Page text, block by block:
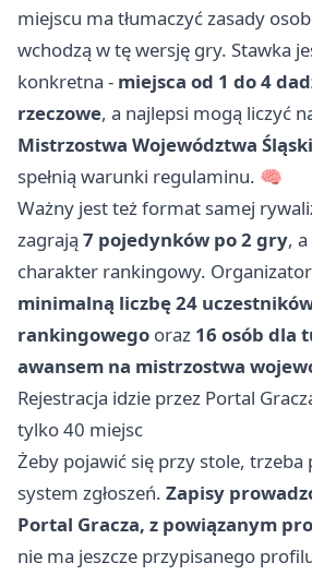
miejscu ma tłumaczyć zasady
wchodzą w tę wersję gry. Stawka
konkretna - miejsca od 1 do 4
rzeczowe, a najlepsi mogą liczyć
Mistrzostwa Województwa
spełnią warunki regulaminu. 🧠
Ważny jest też format samej
zagrają 7 pojedynków po 2 gry,
charakter rankingowy.
minimalną liczbę 24
rankingowego oraz 16 osób dla
awansem na mistrzostwa
Rejestracja idzie przez Portal
tylko 40 miejsc
Żeby pojawić się przy stole, trzeba
system zgłoszeń. Zapisy
Portal Gracza, z powiązanym
nie ma jeszcze przypisanego